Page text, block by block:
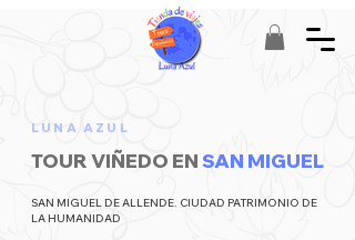
LUNA AZUL
TOUR VIÑEDO ENSAN MIGUEL
SAN MIGUEL DE ALLENDE. CIUDAD PATRIMONIO DE
LA HUMANIDAD